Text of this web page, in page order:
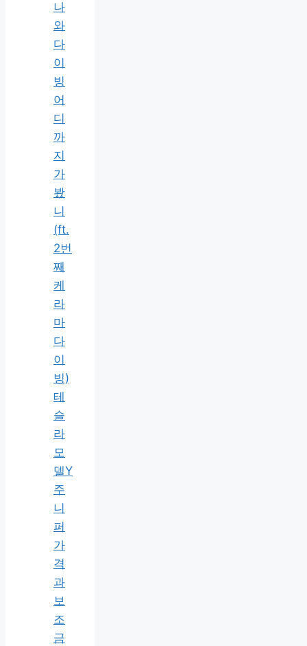
나
와
다
이
빙
어
디
까
지
가
봤
니
(ft.
2번
째
케
라
마
다
이
빙)
테
슬
라
모
델Y
주
니
퍼
가
격
과
보
조
금